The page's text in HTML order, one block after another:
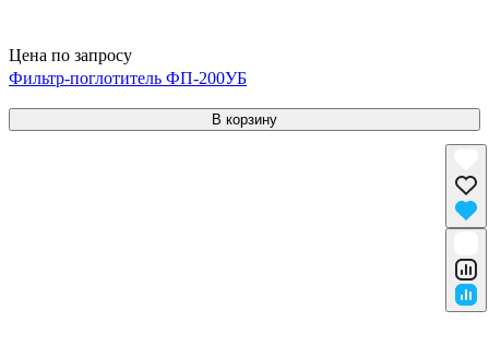
Цена по запросу
Фильтр-поглотитель ФП-200УБ
В корзину